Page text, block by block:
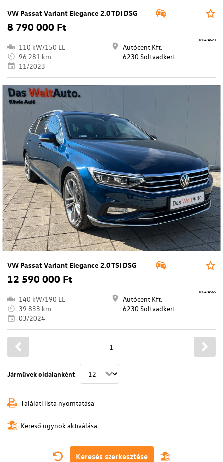
VW Passat Variant Elegance 2.0 TDI DSG
8 790 000 Ft
110 kW/150 LE
96 281 km
11/2023
Autócent Kft.
6230 Soltvadkert
1804/4623
VW Passat Variant Elegance 2.0 TSI DSG
12 590 000 Ft
140 kW/190 LE
39 833 km
03/2024
Autócent Kft.
6230 Soltvadkert
1804/4565
Járművek oldalanként
1
Találati lista nyomtatása
Kereső ügynök aktiválása
Keresés szerkesztése